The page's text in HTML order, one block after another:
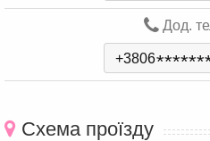
Дод.
+3806******
Схема проїзду